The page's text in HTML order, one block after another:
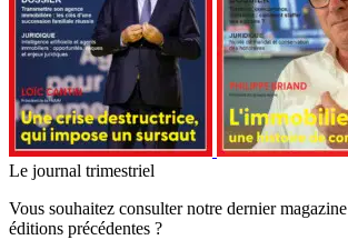
Le journal trimestriel
Vous souhaitez consulter notre dernier
éditions précédentes ?